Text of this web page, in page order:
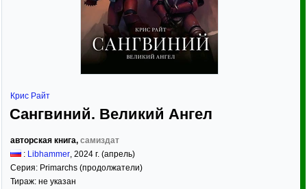
Крис Райт
Сангвиний. Великий Ангел
авторская книга, самиздат
: Libhammer, 2024 г. (апрель)
Серия: Primarchs (продолжатели)
Тираж: не указан